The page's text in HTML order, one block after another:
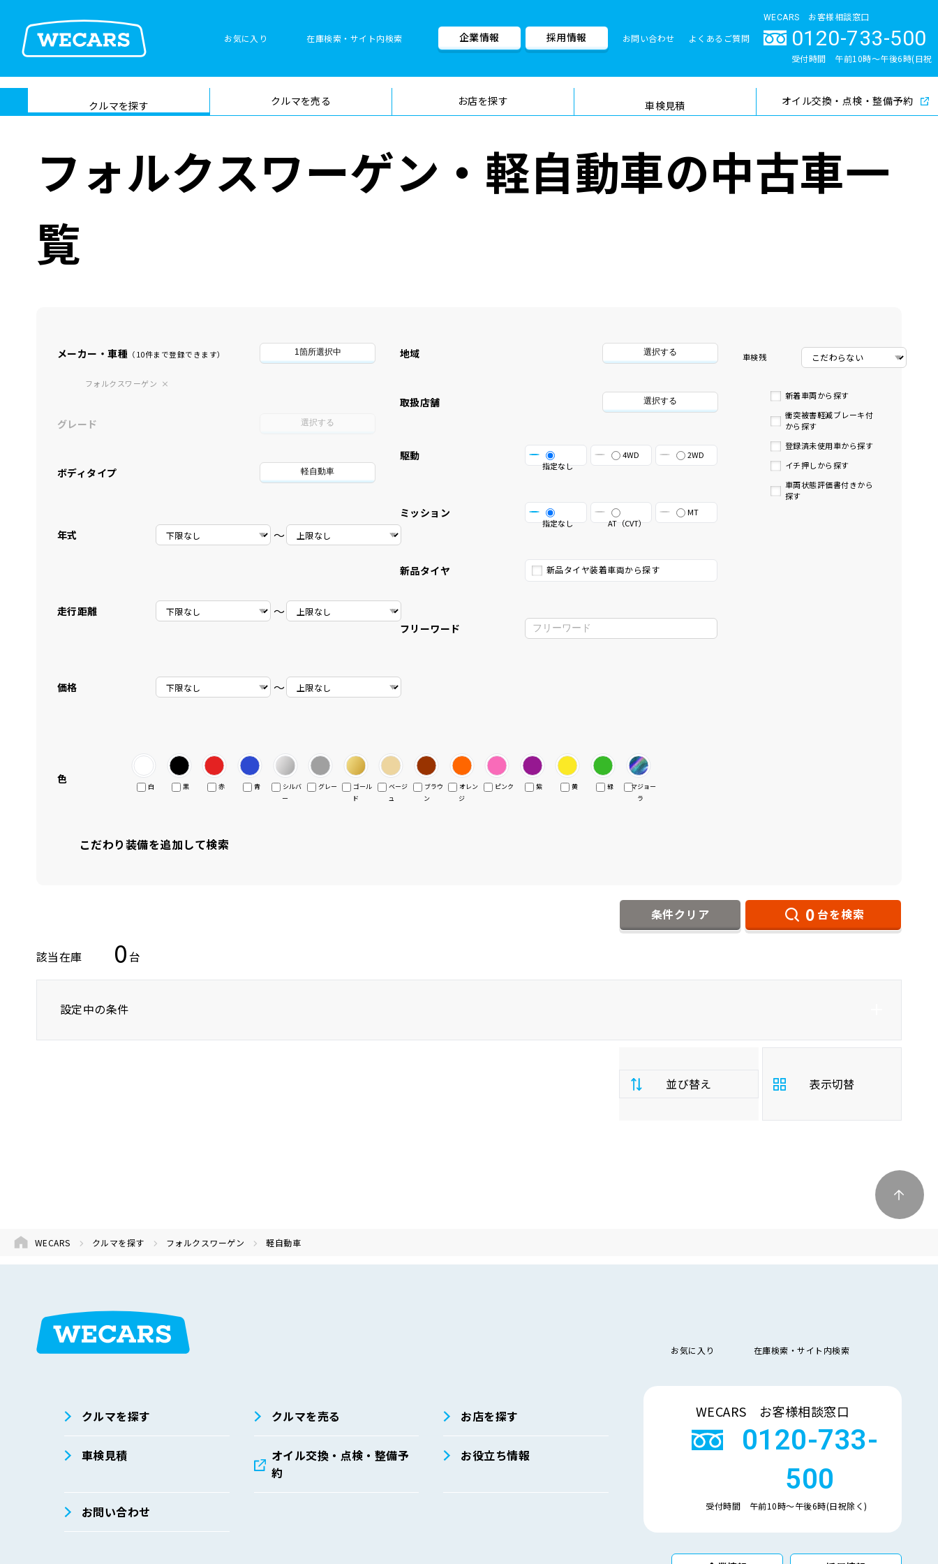
お気に入り 在庫検索・サイト内検索
在庫検索
サイト内検
索
検索
企業情報 採用情報 お問い合わせ よくあるご質問
WECARS お客様相談窓口
0120-733-500
受付時間 午前10時〜午後6時(日祝
クルマを探す クルマを売る お店を探す 車検見積
車検料金・メニュー 品質管理とサポート体制
オイル交換・点検・整備予約
フォルクスワーゲン・軽自動車の中古車一
覧
メーカー・車種 （10件まで登録できます） 1箇所選択中
フォルクスワーゲン
グレード 選択する
ボディタイプ 軽自動車
年式 〜
走行距離 〜
価格 〜
地域 選択する
取扱店舗 選択する
駆動
指定なし
4WD 2WD
ミッション
指定なし AT（CVT）
MT
新品タイヤ 新品タイヤ装着車両から探す
フリーワード
車検残
新着車両から探す
衝突被害軽減ブレーキ付
から探す
登録済未使用車から探す
イチ押しから探す
車両状態評価書付きから
探す
色
白 黒 赤 青
シルバ
ー
グレー
ゴール
ド
ベージ
ュ
ブラウ
ン
オレン
ジ
ピンク 紫 黄 緑
マジョー
ラ
こだわり装備を追加して検索
条件クリア 0 台を検索
該当在庫 0台
設定中の条件
並び替え
高い順
走
気
大きい順
検
残
多い順
表示切替
WECARS クルマを探す フォルクスワーゲン 軽自動車
お気に入り 在庫検索・サイト内検索
クルマを探す クルマを売る お店を探す
車検見積
オイル交換・点検・整備予
約
お役立ち情報
お問い合わせ
WECARS お客様相談窓口
0120-733-
500
受付時間 午前10時〜午後6時(日祝除く)